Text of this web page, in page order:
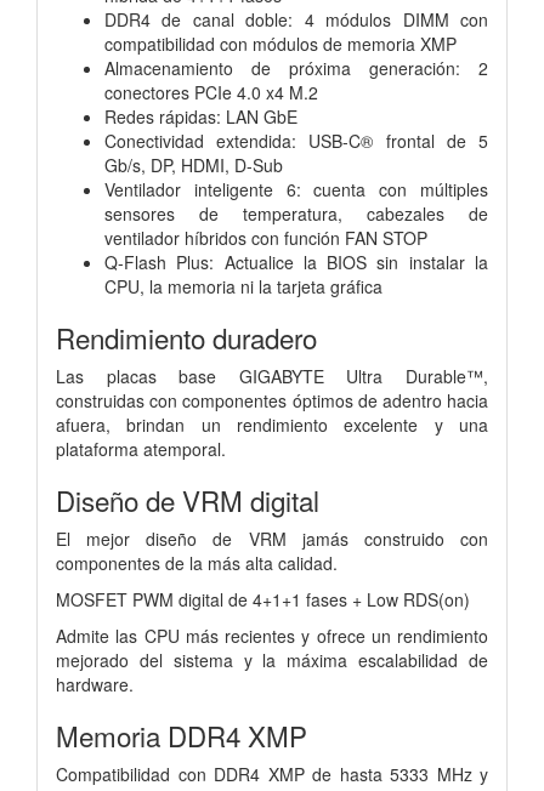
DDR4 de canal doble: 4 módulos DIMM con
compatibilidad con módulos de memoria XMP
Almacenamiento de próxima generación: 2
conectores PCIe 4.0 x4 M.2
Redes rápidas: LAN GbE
Conectividad extendida: USB-C® frontal de 5
Gb/s, DP, HDMI, D-Sub
Ventilador inteligente 6: cuenta con múltiples
sensores de temperatura, cabezales de
ventilador híbridos con función FAN STOP
Q-Flash Plus: Actualice la BIOS sin instalar la
CPU, la memoria ni la tarjeta gráfica
Rendimiento duradero
Las placas base GIGABYTE Ultra Durable™,
construidas con componentes óptimos de adentro hacia
afuera, brindan un rendimiento excelente y una
plataforma atemporal.
Diseño de VRM digital
El mejor diseño de VRM jamás construido con
componentes de la más alta calidad.
MOSFET PWM digital de 4+1+1 fases + Low RDS(on)
Admite las CPU más recientes y ofrece un rendimiento
mejorado del sistema y la máxima escalabilidad de
hardware.
Memoria DDR4 XMP
Compatibilidad con DDR4 XMP de hasta 5333 MHz y